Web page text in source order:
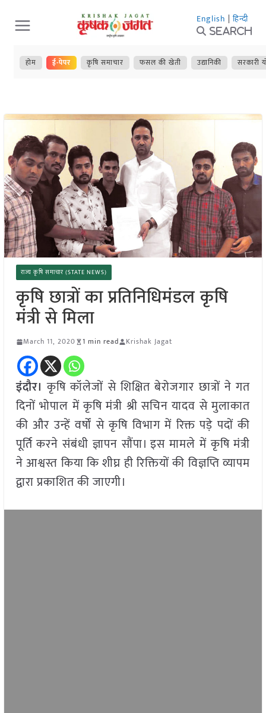
Skip
to
content
English | हिन्दी
Search
होम ई-पेपर कृषि समाचार फसल की खेती उद्यानिकी सरकारी
राज्य कृषि समाचार (STATE NEWS)
कृषि छात्रों का प्रतिनिधिमंडल कृषि
मंत्री से मिला
March 11, 2020 1 min read Krishak Jagat
इंदौर। कृषि कॉलेजों से शिक्षित बेरोजगार छात्रों ने गत
दिनों भोपाल में कृषि मंत्री श्री सचिन यादव से मुलाकात
की और उन्हें वर्षों से कृषि विभाग में रिक्त पड़े पदों की
पूर्ति करने संबंधी ज्ञापन सौंपा। इस मामले में कृषि मंत्री
ने आश्वस्त किया कि शीघ्र ही रिक्तियों की विज्ञप्ति व्यापम
द्वारा प्रकाशित की जाएगी।